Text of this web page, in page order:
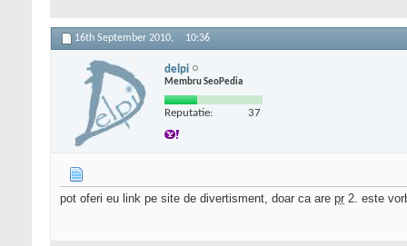
16th September 2010, 10:36
delpi
Membru SeoPedia
Reputatie: 37
pot oferi eu link pe site de divertisment, doar ca are pr 2. este